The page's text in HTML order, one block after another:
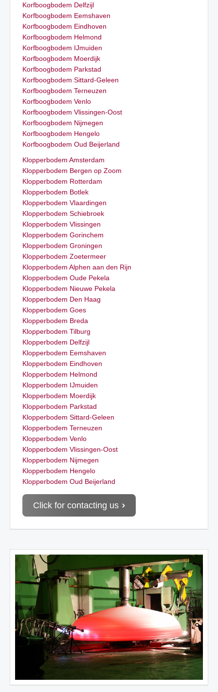
Korfboogbodem Delfzijl
Korfboogbodem Eemshaven
Korfboogbodem Eindhoven
Korfboogbodem Helmond
Korfboogbodem IJmuiden
Korfboogbodem Moerdijk
Korfboogbodem Parkstad
Korfboogbodem Sittard-Geleen
Korfboogbodem Terneuzen
Korfboogbodem Venlo
Korfboogbodem Vlissingen-Oost
Korfboogbodem Nijmegen
Korfboogbodem Hengelo
Korfboogbodem Oud Beijerland
Klopperbodem Amsterdam
Klopperbodem Bergen op Zoom
Klopperbodem Rotterdam
Klopperbodem Botlek
Klopperbodem Vlaardingen
Klopperbodem Schiebroek
Klopperbodem Vlissingen
Klopperbodem Gorinchem
Klopperbodem Groningen
Klopperbodem Zoetermeer
Klopperbodem Alphen aan den Rijn
Klopperbodem Oude Pekela
Klopperbodem Nieuwe Pekela
Klopperbodem Den Haag
Klopperbodem Goes
Klopperbodem Breda
Klopperbodem Tilburg
Klopperbodem Delfzijl
Klopperbodem Eemshaven
Klopperbodem Eindhoven
Klopperbodem Helmond
Klopperbodem IJmuiden
Klopperbodem Moerdijk
Klopperbodem Parkstad
Klopperbodem Sittard-Geleen
Klopperbodem Terneuzen
Klopperbodem Venlo
Klopperbodem Vlissingen-Oost
Klopperbodem Nijmegen
Klopperbodem Hengelo
Klopperbodem Oud Beijerland
Click for contacting us